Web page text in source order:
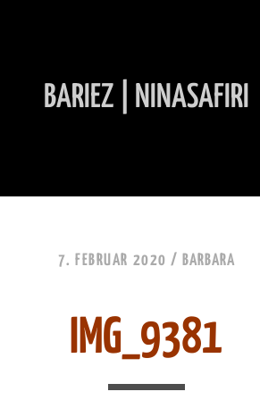
7. FEBRUAR 2020 / BARBARA
IMG_9381
BARIEZ | NINASAFIRI